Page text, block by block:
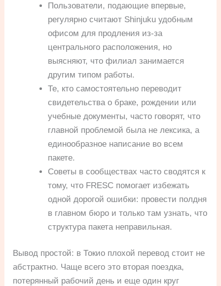
Пользователи, подающие впервые,
регулярно считают Shinjuku удобным
офисом для продления из-за
центрального расположения, но
выясняют, что филиал занимается
другим типом работы.
Те, кто самостоятельно переводит
свидетельства о браке, рождении или
учебные документы, часто говорят, что
главной проблемой была не лексика, а
единообразное написание во всем
пакете.
Советы в сообществах часто сводятся к
тому, что FRESC помогает избежать
одной дорогой ошибки: провести полдня
в главном бюро и только там узнать, что
структура пакета неправильная.
Вывод простой: в Токио плохой перевод стоит не
абстрактно. Чаще всего это вторая поездка,
потерянный рабочий день и еще один круг